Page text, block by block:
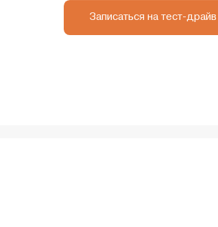
Записаться на тест-драйв